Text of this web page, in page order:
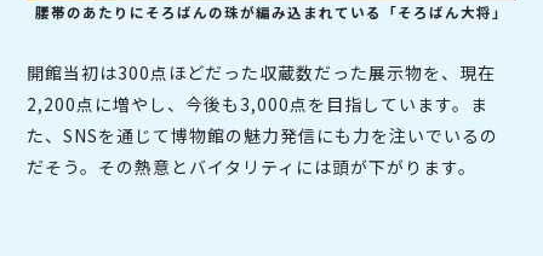
腰帯のあたりにそろばんの珠が編み込まれている「そろばん大将」
開館当初は300点ほどだった収蔵数だった展示物を、現在
2,200点に増やし、今後も3,000点を目指しています。ま
た、SNSを通じて博物館の魅力発信にも力を注いでいるの
だそう。その熱意とバイタリティには頭が下がります。